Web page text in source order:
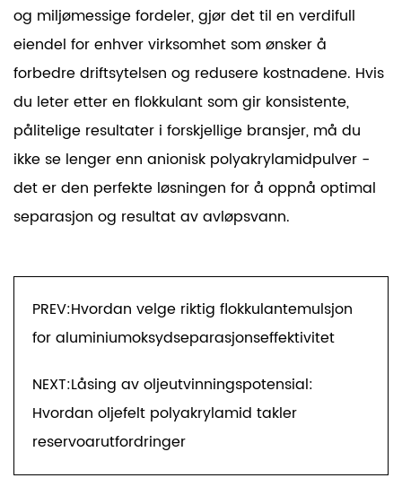
og miljømessige fordeler, gjør det til en verdifull
eiendel for enhver virksomhet som ønsker å
forbedre driftsytelsen og redusere kostnadene. Hvis
du leter etter en flokkulant som gir konsistente,
pålitelige resultater i forskjellige bransjer, må du
ikke se lenger enn anionisk polyakrylamidpulver -
det er den perfekte løsningen for å oppnå optimal
separasjon og resultat av avløpsvann.
PREV:Hvordan velge riktig flokkulantemulsjon
for aluminiumoksydseparasjonseffektivitet
NEXT:Låsing av oljeutvinningspotensial:
Hvordan oljefelt polyakrylamid takler
reservoarutfordringer